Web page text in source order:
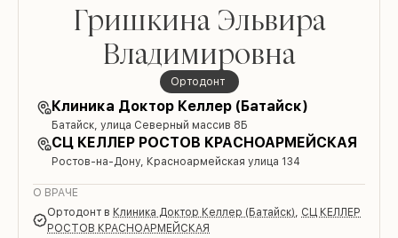
Гришкина Эльвира
Владимировна
ортодонт
Клиника Доктор Келлер (Батайск)
Батайск, улица Северный массив 8Б
СЦ КЕЛЛЕР РОСТОВ КРАСНОАРМЕЙСКАЯ
Ростов-на-Дону, Красноармейская улица 134
О ВРАЧЕ
ортодонт в Клиника Доктор Келлер (Батайск), СЦ КЕЛЛЕР
РОСТОВ КРАСНОАРМЕЙСКАЯ